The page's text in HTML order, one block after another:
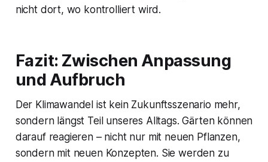
nicht dort, wo kontrolliert wird.
Fazit: Zwischen Anpassung
und Aufbruch
Der Klimawandel ist kein Zukunftsszenario mehr,
sondern längst Teil unseres Alltags. Gärten können
darauf reagieren – nicht nur mit neuen Pflanzen,
sondern mit neuen Konzepten. Sie werden zu